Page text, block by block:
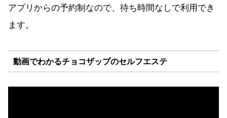
アプリからの予約制なので、待ち時間なしで利用でき
ます。
動画でわかるチョコザップのセルフエステ